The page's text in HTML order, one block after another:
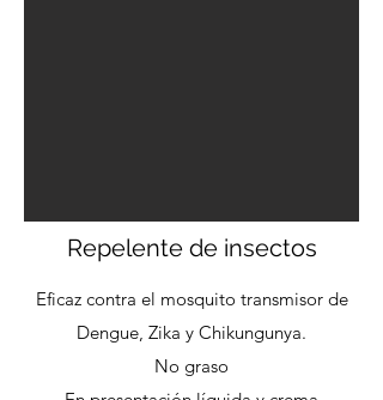
Repelente de insectos
Eficaz contra el mosquito transmisor de
Dengue, Zika y Chikungunya.
No graso